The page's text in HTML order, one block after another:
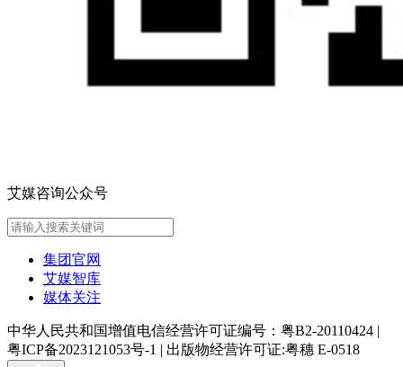
艾媒咨询公众号
集团官网
艾媒智库
媒体关注
中华人民共和国增值电信经营许可证编号：粤B2-20110424 |
粤ICP备2023121053号-1 | 出版物经营许可证:粤穗 E-0518